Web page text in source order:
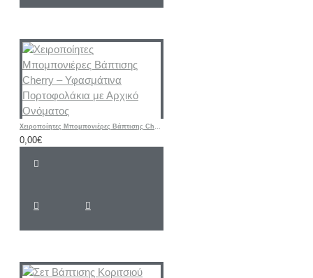
Χειροποίητες Μπομπονιέρες Βάπτισης Cherry – Υφασμάτινα Πορτοφολάκια με Αρχικό Ονόματος
0,00€